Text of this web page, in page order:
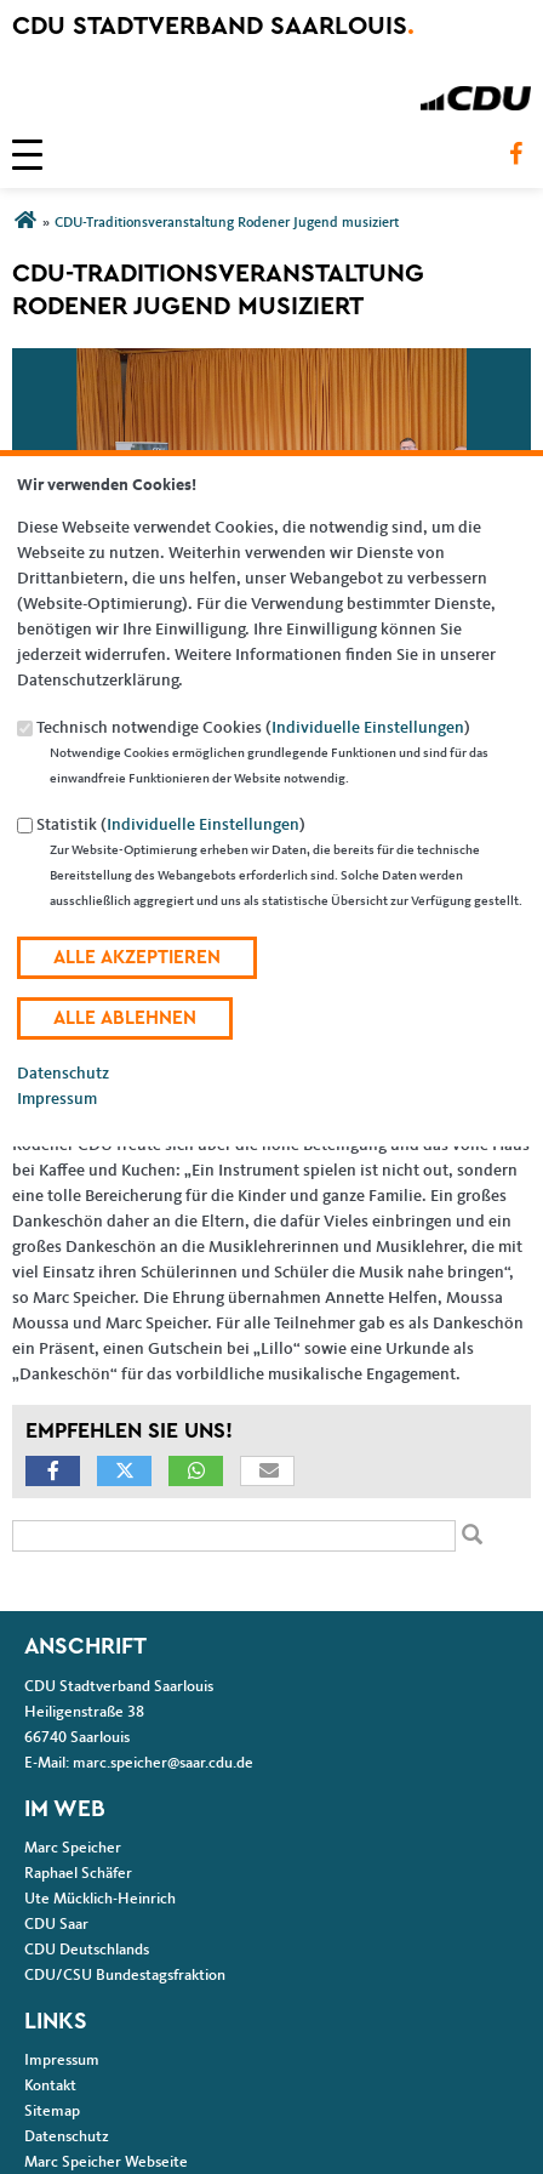
CDU STADTVERBAND SAARLOUIS.
Toggle navigation
Sie sind hier
» CDU-Traditionsveranstaltung Rodener Jugend musiziert
CDU-TRADITIONSVERANSTALTUNG
RODENER JUGEND MUSIZIERT
23.04.2024
Buntes Programm: Beste Unterhaltung und zufriedene Künstler und
Zuhörer bei CDU-Traditionsveranstaltung Rodener Jugend musiziert
der CDU Roden zusammen, um zu zeigen, was sie können. „Seit über
drei Jahrzehnten ist Rodener Jugend musiziert ein Klassiker unserer
regionalen Musikszene und es ist einfach schön zu sehen, was die
Kinder, Jugendlichen und junge Erwachsene am Klavier, Akkordeon,
Elton John bis zur Musik aus der Eiskönigin und Klassik von Ludwig
van Beethoven ganz Vieles dabei“, so der Vorsitzende Marc Speicher,
der als Moderator durch das Programm führte. Die traditionelle
Kulturveranstaltung „Rodener Jugend musiziert“ fand auch dieses Mal
einige der jungen Musiker der erste öffentliche Auftritt.
Rodener CDU freute sich über die hohe Beteiligung und das volle Haus
bei Kaffee und Kuchen: „Ein Instrument spielen ist nicht out, sondern
eine tolle Bereicherung für die Kinder und ganze Familie. Ein großes
Dankeschön daher an die Eltern, die dafür Vieles einbringen und ein
großes Dankeschön an die Musiklehrerinnen und Musiklehrer, die mit
viel Einsatz ihren Schülerinnen und Schüler die Musik nahe bringen“,
so Marc Speicher. Die Ehrung übernahmen Annette Helfen, Moussa
Moussa und Marc Speicher. Für alle Teilnehmer gab es als Dankeschön
ein Präsent, einen Gutschein bei „Lillo“ sowie eine Urkunde als
„Dankeschön“ für das vorbildliche musikalische Engagement.
EMPFEHLEN SIE UNS!
ANSCHRIFT
CDU Stadtverband Saarlouis
Heiligenstraße 38
66740 Saarlouis
E-Mail: marc.speicher@saar.cdu.de
IM WEB
Marc Speicher
Raphael Schäfer
Ute Mücklich-Heinrich
CDU Saar
CDU Deutschlands
CDU/CSU Bundestagsfraktion
LINKS
Impressum
Kontakt
Sitemap
Datenschutz
Marc Speicher Webseite
Wir verwenden Cookies!
Diese Webseite verwendet Cookies, die notwendig sind, um die
Webseite zu nutzen. Weiterhin verwenden wir Dienste von
Drittanbietern, die uns helfen, unser Webangebot zu verbessern
(Website-Optimierung). Für die Verwendung bestimmter Dienste,
benötigen wir Ihre Einwilligung. Ihre Einwilligung können Sie
jederzeit widerrufen. Weitere Informationen finden Sie in unserer
Datenschutzerklärung.
Technisch notwendige Cookies (Individuelle Einstellungen)
Notwendige Cookies ermöglichen grundlegende Funktionen und sind für das
einwandfreie Funktionieren der Website notwendig.
Statistik ( Individuelle Einstellungen)
Zur Website-Optimierung erheben wir Daten, die bereits für die technische
Bereitstellung des Webangebots erforderlich sind. Solche Daten werden
ausschließlich aggregiert und uns als statistische Übersicht zur Verfügung gestellt.
Datenschutz
Impressum